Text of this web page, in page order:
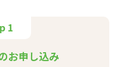
1
お申し込み